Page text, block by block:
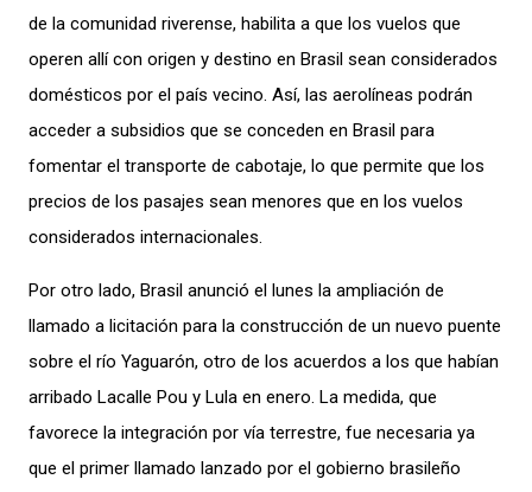
de la comunidad riverense, habilita a que los vuelos que
operen allí con origen y destino en Brasil sean considerados
domésticos por el país vecino. Así, las aerolíneas podrán
acceder a subsidios que se conceden en Brasil para
fomentar el transporte de cabotaje, lo que permite que los
precios de los pasajes sean menores que en los vuelos
considerados internacionales.
Por otro lado, Brasil anunció el lunes la ampliación de
llamado a licitación para la construcción de un nuevo puente
sobre el río Yaguarón, otro de los acuerdos a los que habían
arribado Lacalle Pou y Lula en enero. La medida, que
favorece la integración por vía terrestre, fue necesaria ya
que el primer llamado lanzado por el gobierno brasileño